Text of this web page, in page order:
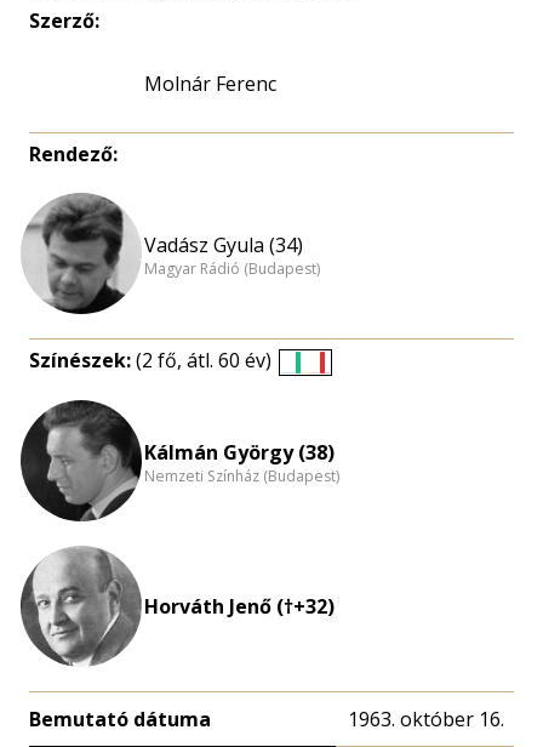
Szerző:
Molnár Ferenc
Rendező:
Vadász Gyula (34)
Magyar Rádió (Budapest)
Színészek:(2 fő, átl. 60 év)
nagyítása
Kálmán György (38)
Nemzeti Színház (Budapest)
Horváth Jenő (†+32)
Bemutató dátuma 1963. október 16.